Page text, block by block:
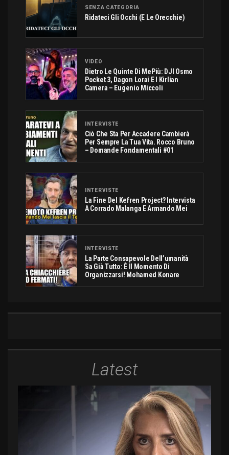
SENZA CATEGORIA
Ridateci Gli Occhi (e Le Orecchie)
VIDEO
Dietro Le Quinte Di MePiù: DJI Osmo
Pocket 3, Dagon Lorai E I Kirlian
Camera – Eugenio Miccoli
INTERVISTE
Ciò Che Sta Per Accadere Cambierà
Per Sempre La Tua Vita. Rocco Bruno
– Domande Fondamentali #01
INTERVISTE
La Fine Del Kefren Project? Intervista
A Corrado Malanga E Armando Mei
INTERVISTE
La Parte Consapevole Dell’umanità
Sa Già Tutto: È Il Momento Di
Organizzarsi! Mohamed Konare
Latest